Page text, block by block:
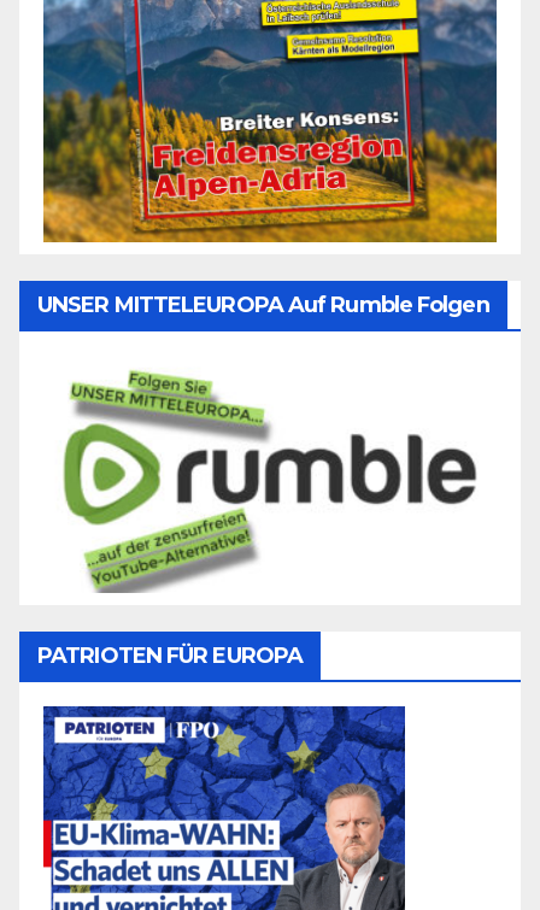
UNSER MITTELEUROPA Auf Rumble Folgen
PATRIOTEN FÜR EUROPA